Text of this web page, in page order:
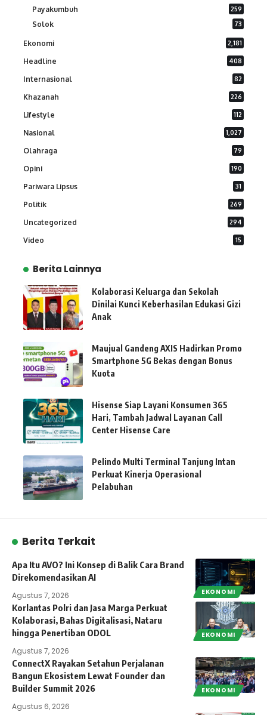
Payakumbuh 259
Solok 73
Ekonomi 2,181
Headline 408
Internasional 82
Khazanah 226
Lifestyle 112
Nasional 1,027
Olahraga 79
Opini 190
Pariwara Lipsus 31
Politik 269
Uncategorized 294
Video 15
Berita Lainnya
Kolaborasi Keluarga dan Sekolah
Dinilai Kunci Keberhasilan Edukasi Gizi
Anak
Maujual Gandeng AXIS Hadirkan Promo
Smartphone 5G Bekas dengan Bonus
Kuota
Hisense Siap Layani Konsumen 365
Hari, Tambah Jadwal Layanan Call
Center Hisense Care
Pelindo Multi Terminal Tanjung Intan
Perkuat Kinerja Operasional
Pelabuhan
Berita Terkait
EKONOMI
Apa Itu AVO? Ini Konsep di Balik Cara Brand
Direkomendasikan AI
Agustus 7, 2026
EKONOMI
Korlantas Polri dan Jasa Marga Perkuat
Kolaborasi, Bahas Digitalisasi, Nataru
hingga Penertiban ODOL
Agustus 7, 2026
EKONOMI
ConnectX Rayakan Setahun Perjalanan
Bangun Ekosistem Lewat Founder dan
Builder Summit 2026
Agustus 6, 2026